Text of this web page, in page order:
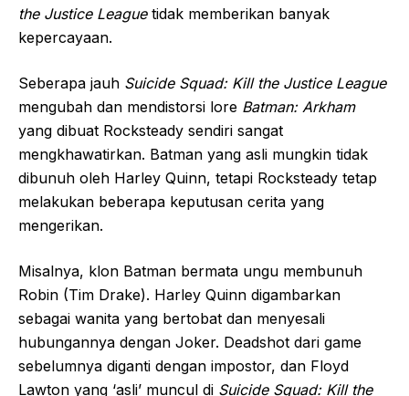
the Justice Leaguetidak memberikan banyak
kepercayaan.
Seberapa jauh Suicide Squad: Kill the Justice League
mengubah dan mendistorsi lore Batman: Arkham
yang dibuat Rocksteady sendiri sangat
mengkhawatirkan. Batman yang asli mungkin tidak
dibunuh oleh Harley Quinn, tetapi Rocksteady tetap
melakukan beberapa keputusan cerita yang
mengerikan.
Misalnya, klon Batman bermata ungu membunuh
Robin (Tim Drake). Harley Quinn digambarkan
sebagai wanita yang bertobat dan menyesali
hubungannya dengan Joker. Deadshot dari game
sebelumnya diganti dengan impostor, dan Floyd
Lawton yang ‘asli’ muncul di Suicide Squad: Kill the